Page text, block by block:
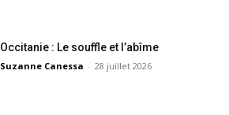
Occitanie : Le souffle et l’abîme
Suzanne Canessa - 28 juillet 2026